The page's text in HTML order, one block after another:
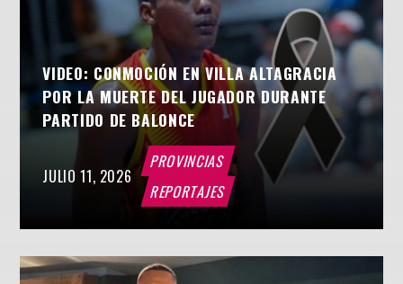
VIDEO: CONMOCIÓN EN VILLA ALTAGRACIA
POR LA MUERTE DEL JUGADOR DURANTE
PARTIDO DE BALONCE
JULIO 11, 2026
PROVINCIAS
REPORTAJES